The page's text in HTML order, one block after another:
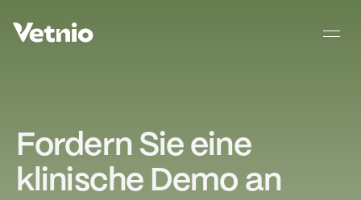
Fordern Sie eine
klinische Demo an